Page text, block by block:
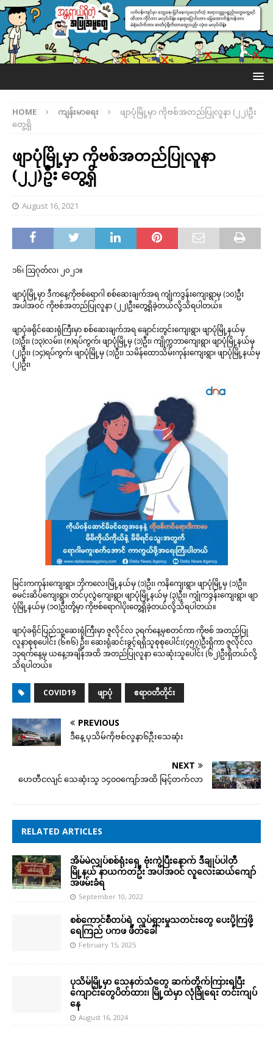
HOME ကျန်းမာရေး
ဖျာပုံမြို့မှာ ကိုဗစ်အတည်ပြုလူနာ (၂၂)ဦး
တွေ့ရှိ
ဖျာပုံမြို့မှာ ကိုဗစ်အတည်ပြုလူနာ
(၂၂)ဦး တွေ့ရှိ
August 16, 2021
၁၆၊ ဩဂုတ်လ၊ ၂၀၂၁။
ဖျာပုံမြို့မှာ ဒီကနေ့ကိုဗစ်ရောဂါ စစ်ဆေးချက်အရ ကျုံကဒွန်းကျေးရွာမှ (၁၀)ဦး
အပါအဝင် ကိုဗစ်အတည်ပြုလူနာ (၂၂)ဦးတွေ့ရှိ​ခဲ့တယ်လို့သိရပါတယ်။
ဖျာပုံခရိုင်ဆေးရုံကြီးမှာ စစ်ဆေးချက်အရ ချောင်းတွင်းကျေးရွာ၊ ဖျာပုံမြို့နယ်မှ
(၁)ဦး၊ (၁၃)လမ်း၊ (၈)ရပ်ကွက်၊ ဖျာပုံမြို့မှ (၁)ဦး၊ ကျိုက္ကဘာကျေးရွာ၊ ဖျာပုံမြို့နယ်မှ
(၂)ဦး၊ (၁၄)ရပ်ကွက်၊ ဖျာပုံမြို့မှ (၁)ဦး၊ သမိန်ထောသိမ်းကုန်းကျေးရွာ၊ ဖျာပုံမြို့နယ်မှ
(၂)ဦး၊
မြင်းကကုန်းကျေးရွာ၊ ဘိုကလေးမြို့နယ်မှ (၁)ဦး၊ ကနိကျေးရွာ၊ ဖျာပုံမြို့မှ (၁)ဦး၊
ဓမင်းဆိပ်ကျေးရွာ၊ တင်ပုလွဲကျေးရွာ၊ ဖျာပုံမြို့နယ်မှ (၃)ဦး၊ ကျုံကဒွန်းကျေးရွာ၊ ဖျာ
ပုံမြို့နယ်မှ (၁၀)ဦးတို့မှာ ကိုဗစ်ရောဂါပိုးတွေ့ရှိခဲ့တယ်လို့သိရပါတယ်။
ဖျာပုံခရိုင်ပြည်သူ့ဆေးရုံကြီးမှာ ဇူလိုင်လ ၃ရက်နေ့မှစတင်ကာ ကိုဗစ် အတည်ပြု
လူနာစုစုပေါင်း (၆၈၆) ဦး၊ ဆေးရုံဆင်းခွင့်ရရှိသူစုစုပေါင်း(၄၅၇)ဦးရှိကာ ဇူလိုင်လ
၁၃ရက်နေ့မှ ယနေ့အချိန်အထိ အတည်ပြုလူနာ သေဆုံးသူပေါင်း (၆၂)ဦးရှိတယ်လို့
သိရပါတယ်။
COVID19 ဖျာပုံ ဧရာဝတီတိုင်း
PREVIOUS
ဒီနေ့ ပုသိမ်ကိုဗစ်လူနာ၆ဦးသေဆုံး
NEXT
ဟေတီငလျင် သေဆုံးသူ ၁၄၀၀ကျော်အထိ မြင့်တက်လာ
RELATED ARTICLES
အိမ်မဲလျှပ်စစ်ရုံးရှေ့ ဗုံးကွဲပြီးနောက် ဒီချုပ်ပါတီ
မြို့နယ် နာယကတဦး အပါအဝင် လူလေးဆယ်ကျော်
အဖမ်းခံရ
September 10, 2022
စစ်ကောင်စီတပ်ရဲ့ လှုပ်ရှားမှုသတင်းတွေ ပေးပို့ကြဖို့
ရေကြည် ပကဖ ဖိတ်ခေါ်
February 15, 2025
ပုသိမ်မြို့မှာ သေနတ်သံတွေ ဆက်တိုက်ကြားရပြီး
ကျောင်းတွေပိတ်ထား၊ မြို့ထဲမှာ လုံခြုံရေး တင်းကျပ်
နေ
August 16, 2024